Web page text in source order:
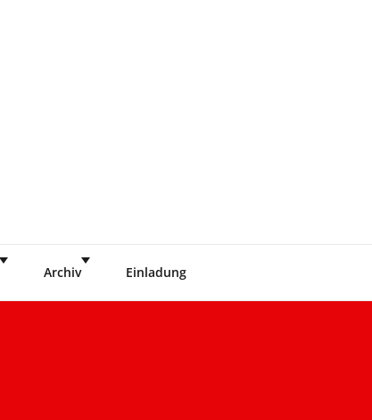
Archiv Einladung